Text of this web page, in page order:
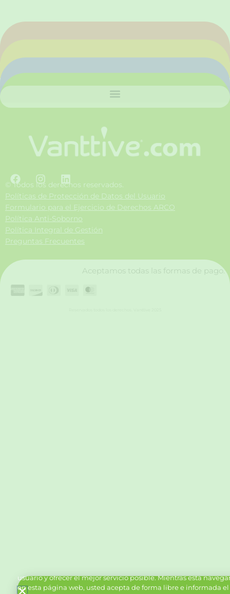
F
a
c
e
b
o
o
k
I
n
s
t
a
g
r
a
L
i
n
k
e
d
i
n
© Todos los derechos reservados.
Políticas de Protección de Datos del Usuario
Formulario para el Ejercicio de Derechos ARCO
Política Anti-Soborno
Política Integral de Gestión
Preguntas Frecuentes
Aceptamos todas las formas de pago.
usuario y ofrecer el mejor servicio posible. Mientras está
en esta página web, usted acepta de forma libre e informada el